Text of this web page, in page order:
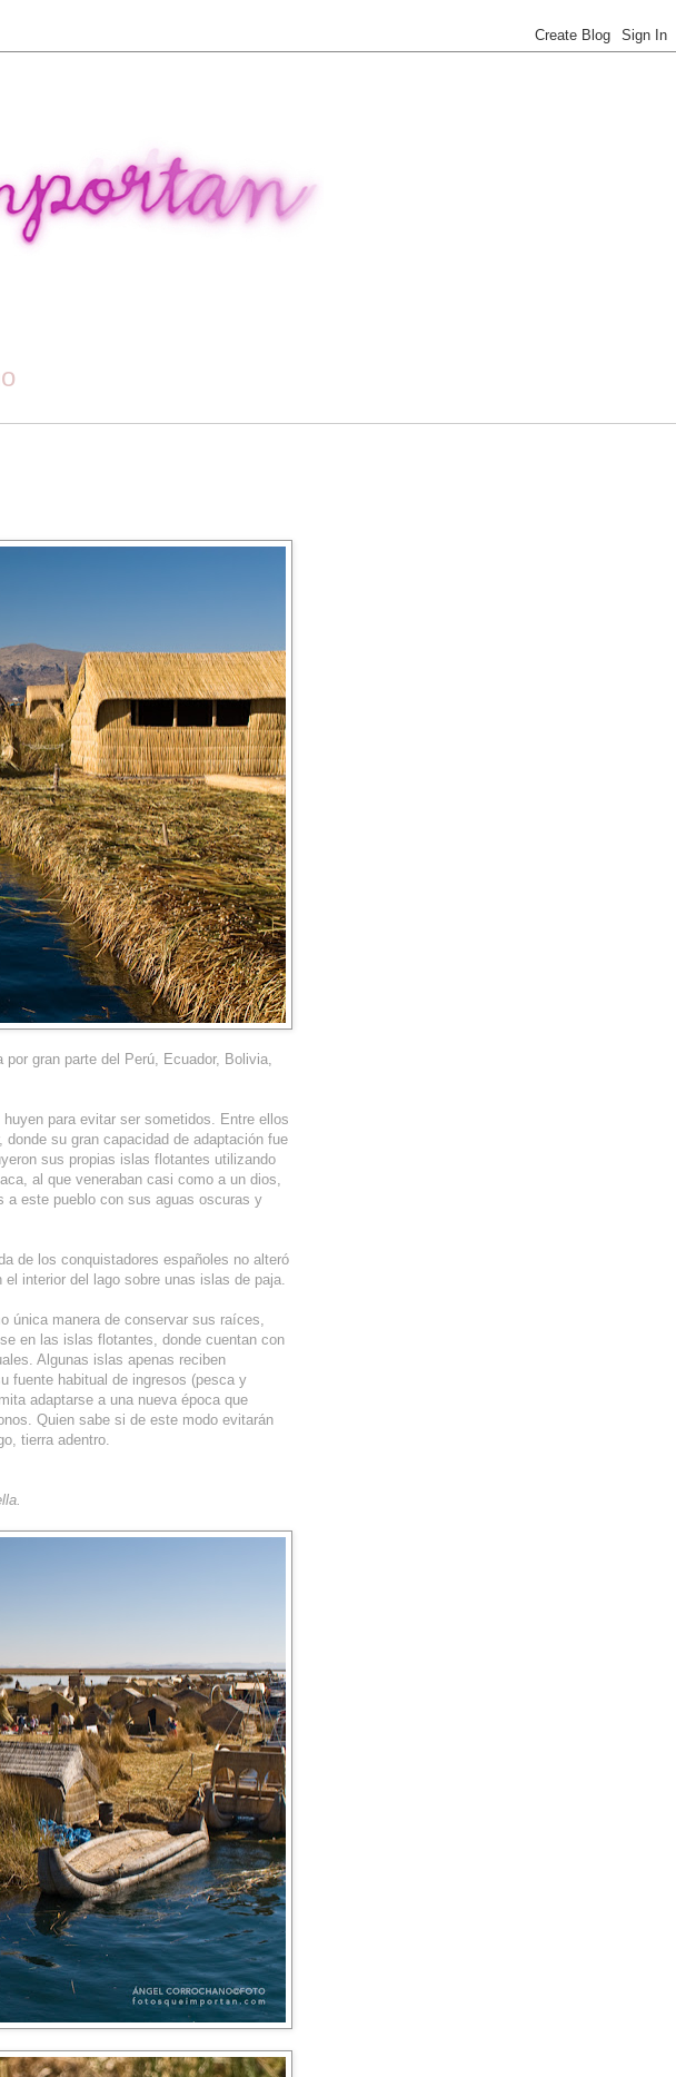
gran parte del Perú, Ecuador, Bolivia,
para evitar ser sometidos. Entre ellos
su gran capacidad de adaptación fue
sus propias islas flotantes utilizando
al que veneraban casi como a un dios,
a este pueblo con sus aguas oscuras y
de los conquistadores españoles no alteró
interior del lago sobre unas islas de paja.
única manera de conservar sus raíces,
en las islas flotantes, donde cuentan con
Algunas islas apenas reciben
fuente habitual de ingresos (pesca y
adaptarse a una nueva época que
Quien sabe si de este modo evitarán
tierra adentro.